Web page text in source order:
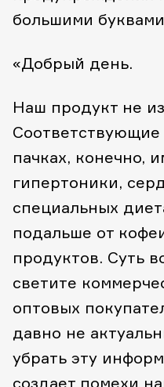
большими
«Добрый день.
Наш продукт не
пачках, конечно,
гипертоники,
специальных
подальше от
продуктов. Суть
светите
оптовых
давно не
убрать эту
создает помехи